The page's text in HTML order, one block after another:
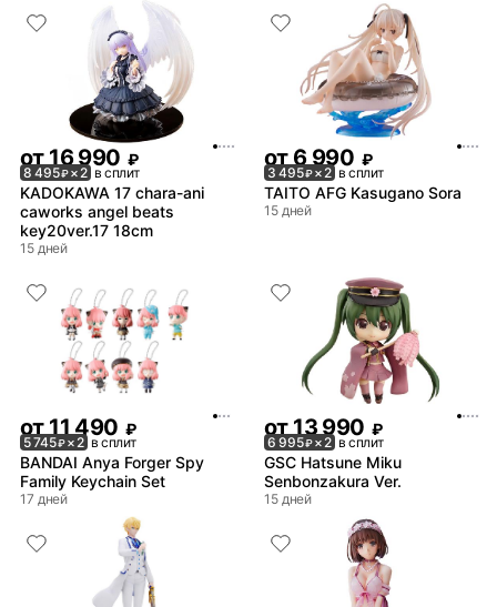
от16 990 ₽
8 495₽× 2 в сплит
KADOKAWA 17 chara-ani
caworks angel beats
key20ver.17 18cm
15 дней
от6 990 ₽
3 495₽× 2 в сплит
TAITO AFG Kasugano Sora
15 дней
от 11 490 ₽
5 745₽× 2 в сплит
BANDAI Anya Forger Spy
Family Keychain Set
17 дней
от 13 990 ₽
6 995₽× 2 в сплит
GSC Hatsune Miku
Senbonzakura Ver.
15 дней